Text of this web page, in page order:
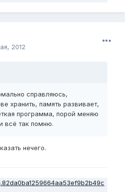
2012
справляюсь,
хранить, память развивает,
программа, порой меняю
всё так помню.
нечего.